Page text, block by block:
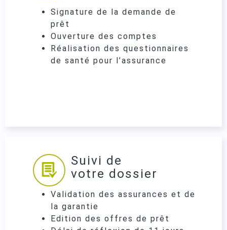
Signature de la demande de
prêt
Ouverture des comptes
Réalisation des questionnaires
de santé pour l’assurance
Suivi de
votre dossier
Validation des assurances et de
la garantie
Edition des offres de prêt